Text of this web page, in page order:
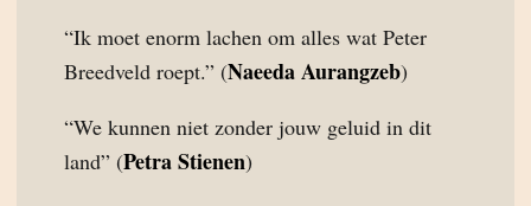
“Ik moet enorm lachen om alles wat Peter
Breedveld roept.” (Naeeda Aurangzeb)
“We kunnen niet zonder jouw geluid in dit
land” (Petra Stienen)